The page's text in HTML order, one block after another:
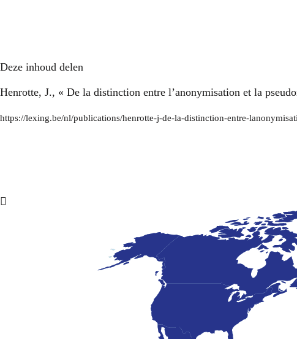
Deze inhoud delen
Henrotte, J., « De la distinction entre l’anonymisation et la
https://lexing.be/nl/publications/henrotte-j-de-la-distinction-entre-